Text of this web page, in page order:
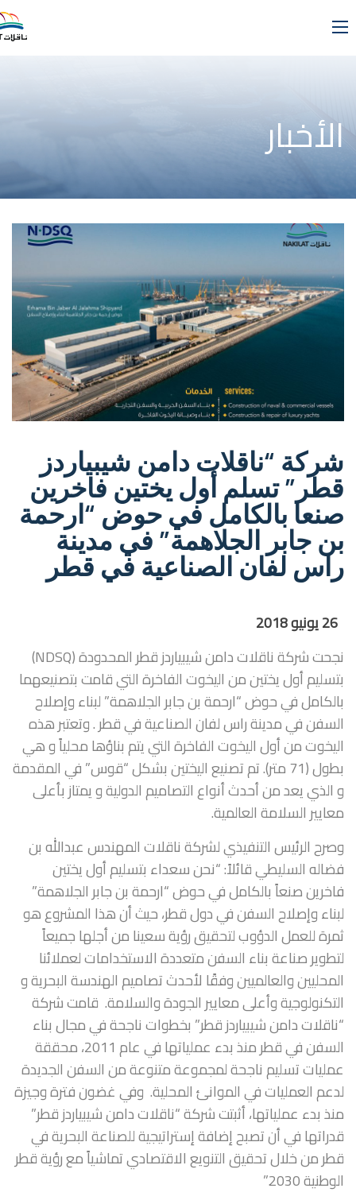
الأخبار
شركة “ناقلات دامن شيبياردز
قطر” تسلم أول يختين فاخرين
صنعا بالكامل في حوض “ارحمة
بن جابر الجلاهمة” في مدينة
راس لفان الصناعية في قطر
نجحت شركة ناقلات دامن شيبياردز قطر المحدودة (NDSQ)
بتسليم أول يختين من اليخوت الفاخرة التي قامت بتصنيعهما
بالكامل في حوض “ارحمة بن جابر الجلاهمة” لبناء وإصلاح
السفن في مدينة راس لفان الصناعية في قطر . وتعتبر هذه
اليخوت من أول اليخوت الفاخرة التي يتم بناؤها محلياً و هي
بطول (71 متر). تم تصنيع اليختين بشكل “قوس” في المقدمة
و الذي يعد من أحدث أنواع التصاميم الدولية و يمتاز بأعلى
معايير السلامة العالمية.
وصرح الرئيس التنفيذي لشركة ناقلات المهندس عبدالله بن
فضاله السليطي قائلاً: “نحن سعداء بتسليم أول يختين
فاخرين صنعاً بالكامل في حوض “ارحمة بن جابر الجلاهمة”
لبناء وإصلاح السفن في دول قطر، حيث أن هذا المشروع هو
ثمرة للعمل الدؤوب لتحقيق رؤية سعينا من أجلها جميعاً
لتطوير صناعة بناء السفن متعددة الاستخدامات لعملائنا
المحليين والعالميين وفقًا لأحدث تصاميم الهندسة البحرية و
التكنولوجية وأعلى معايير الجودة والسلامة. قامت شركة
“ناقلات دامن شيبياردز قطر” بخطوات ناجحة في مجال بناء
السفن في قطر منذ بدء عملياتها في عام 2011، محققة
عمليات تسليم ناجحة لمجموعة متنوعة من السفن الجديدة
لدعم العمليات في الموانئ المحلية. وفي غضون فترة وجيزة
منذ بدء عملياتها، أثبتت شركة “ناقلات دامن شيبياردز قطر”
قدراتها في أن تصبح إضافة إستراتيجية للصناعة البحرية في
قطر من خلال تحقيق التنويع الاقتصادي تماشياً مع رؤية قطر
الوطنية 2030.”